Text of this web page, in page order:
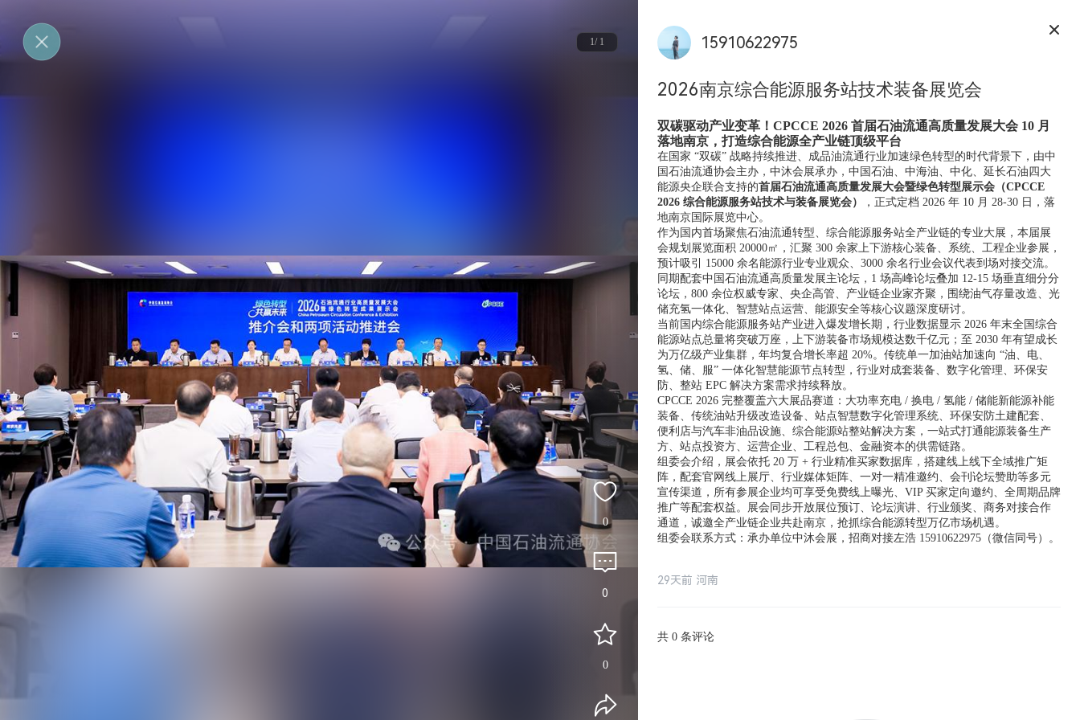
1/ 1
0
0
0
15910622975
2026南京综合能源服务站技术装备展览会
双碳驱动产业变革！CPCCE 2026 首届石油流通高质量发展大会 10 月
落地南京，打造综合能源全产业链顶级平台
在国家 “双碳” 战略持续推进、成品油流通行业加速绿色转型的时代背景下，由中
国石油流通协会主办，中沐会展承办，中国石油、中海油、中化、延长石油四大
能源央企联合支持的首届石油流通高质量发展大会暨绿色转型展示会（CPCCE
2026 综合能源服务站技术与装备展览会）
，正式定档 2026 年 10 月 28-30 日，落
地南京国际展览中心。
作为国内首场聚焦石油流通转型、综合能源服务站全产业链的专业大展，本届展
会规划展览面积 20000㎡，汇聚 300 余家上下游核心装备、系统、工程企业参展，
预计吸引 15000 余名能源行业专业观众、3000 余名行业会议代表到场对接交流。
同期配套中国石油流通高质量发展主论坛，1 场高峰论坛叠加 12-15 场垂直细分分
论坛，800 余位权威专家、央企高管、产业链企业家齐聚，围绕油气存量改造、光
储充氢一体化、智慧站点运营、能源安全等核心议题深度研讨。
当前国内综合能源服务站产业进入爆发增长期，行业数据显示 2026 年末全国综合
能源站点总量将突破万座，上下游装备市场规模达数千亿元；至 2030 年有望成长
为万亿级产业集群，年均复合增长率超 20%。传统单一加油站加速向 “油、电、
氢、储、服” 一体化智慧能源节点转型，行业对成套装备、数字化管理、环保安
防、整站 EPC 解决方案需求持续释放。
CPCCE 2026 完整覆盖六大展品赛道：大功率充电 / 换电 / 氢能 / 储能新能源补能
装备、传统油站升级改造设备、站点智慧数字化管理系统、环保安防土建配套、
便利店与汽车非油品设施、综合能源站整站解决方案，一站式打通能源装备生产
方、站点投资方、运营企业、工程总包、金融资本的供需链路。
组委会介绍，展会依托 20 万 + 行业精准买家数据库，搭建线上线下全域推广矩
阵，配套官网线上展厅、行业媒体矩阵、一对一精准邀约、会刊论坛赞助等多元
宣传渠道，所有参展企业均可享受免费线上曝光、VIP 买家定向邀约、全周期品牌
推广等配套权益。展会同步开放展位预订、论坛演讲、行业颁奖、商务对接合作
通道，诚邀全产业链企业共赴南京，抢抓综合能源转型万亿市场机遇。
组委会联系方式：承办单位中沐会展，招商对接左浩 15910622975（微信同号）。
29天前 河南
共 0 条评论